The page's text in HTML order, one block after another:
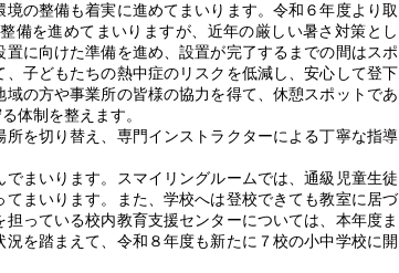
の整備も着実に進めてまいります。令和６年度より取
備を進めてまいりますが、近年の厳しい暑さ対策とし
に向けた準備を進め、設置が完了するまでの間はスポ
子どもたちの熱中症のリスクを低減し、安心して登下
の方や事業所の皆様の協力を得て、休憩スポットであ
体制を整えます。
を切り替え、専門インストラクターによる丁寧な指導
まいります。スマイリングルームでは、通級児童生徒
まいります。また、学校へは登校できても教室に居づ
っている校内教育支援センターについては、本年度ま
を踏まえて、令和８年度も新たに７校の小中学校に開